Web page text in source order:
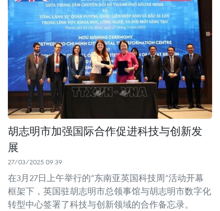
胡志明市加强国际合作促进科技与创新发
展
27/03/2025 09:39
在3月27日上午举行的“东南亚英国科技周”活动开幕
框架下，英国驻胡志明市总领事馆与胡志明市数字化
转型中心签署了科技与创新领域的合作备忘录。